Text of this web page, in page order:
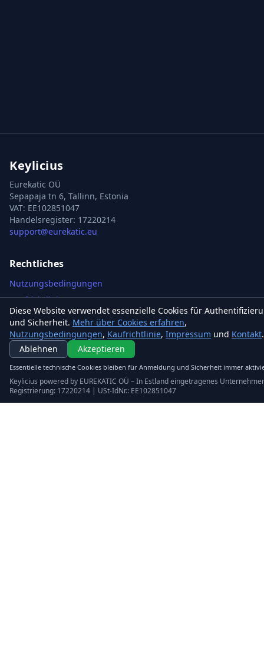
Diese Website verwendet essenzielle Cookies für
und Sicherheit. Mehr über Cookies erfahren,
Nutzungsbedingungen, Kaufrichtlinie, Impressum und Kontakt.
Ablehnen
Akzeptieren
Essentielle technische Cookies bleiben für Anmeldung und Sicherheit immer
Keylicius powered by EUREKATIC OÜ – In Estland eingetragenes
Registrierung: 17220214 | USt-IdNr.: EE102851047
Keylicius
Eurekatic OÜ
Sepapaja tn 6, Tallinn, Estonia
VAT: EE102851047
Handelsregister: 17220214
support@eurekatic.eu
Rechtliches
Nutzungsbedingungen
Kaufrichtlinie
Impressum
Cookie-Richtlinie
Kontakt
Steam Games
Xbox Games
PlayStation Games